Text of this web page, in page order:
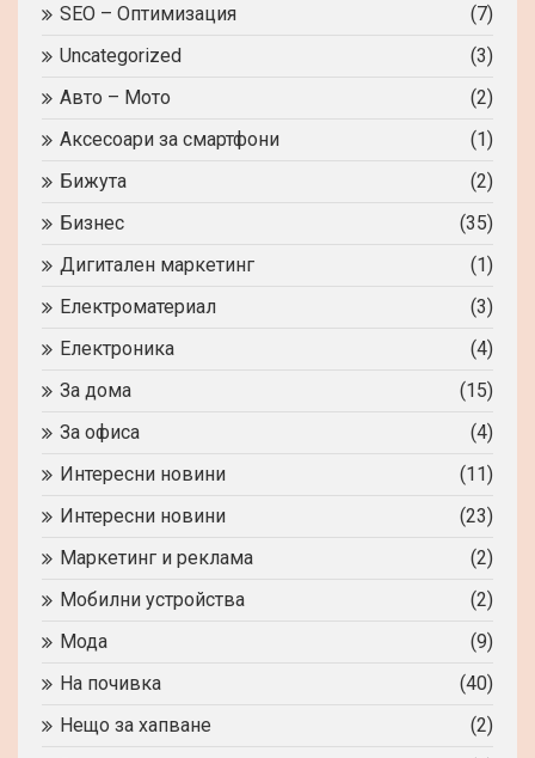
SEO – Оптимизация
(7)
Uncategorized
(3)
Авто – Мото
(2)
Аксесоари за смартфони
(1)
Бижута
(2)
Бизнес
(35)
Дигитален маркетинг
(1)
Електроматериал
(3)
Електроника
(4)
За дома
(15)
За офиса
(4)
Интересни новини
(11)
Интересни новини
(23)
Маркетинг и реклама
(2)
Мобилни устройства
(2)
Мода
(9)
На почивка
(40)
Нещо за хапване
(2)